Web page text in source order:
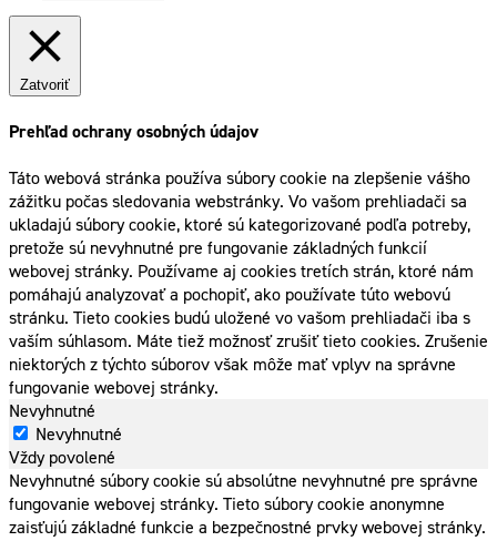
Zatvoriť
Prehľad ochrany osobných údajov
Táto webová stránka používa súbory cookie na zlepšenie vášho
zážitku počas sledovania webstránky. Vo vašom prehliadači sa
ukladajú súbory cookie, ktoré sú kategorizované podľa potreby,
pretože sú nevyhnutné pre fungovanie základných funkcií
webovej stránky. Používame aj cookies tretích strán, ktoré nám
pomáhajú analyzovať a pochopiť, ako používate túto webovú
stránku. Tieto cookies budú uložené vo vašom prehliadači iba s
vaším súhlasom. Máte tiež možnosť zrušiť tieto cookies. Zrušenie
niektorých z týchto súborov však môže mať vplyv na správne
fungovanie webovej stránky.
Nevyhnutné
Nevyhnutné
Vždy povolené
Nevyhnutné súbory cookie sú absolútne nevyhnutné pre správne
fungovanie webovej stránky. Tieto súbory cookie anonymne
zaisťujú základné funkcie a bezpečnostné prvky webovej stránky.